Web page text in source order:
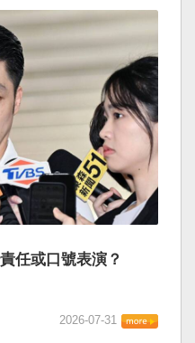
任或口號表演？
2026-07-31